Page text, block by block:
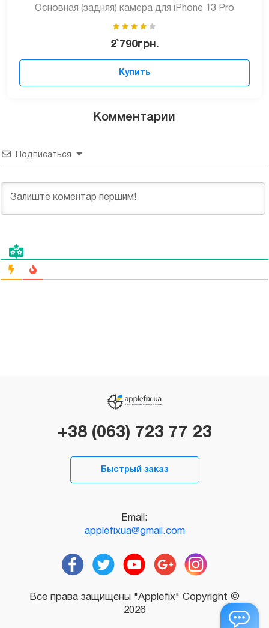
Основная (задняя) камера для iPhone 13 Pro
2`790грн.
Купить
Комментарии
Подписаться
+38 (063) 723 77 23
Быстрый заказ
Email:
applefixua@gmail.com
Все права защищены "Applefix" Copyright ©
2026